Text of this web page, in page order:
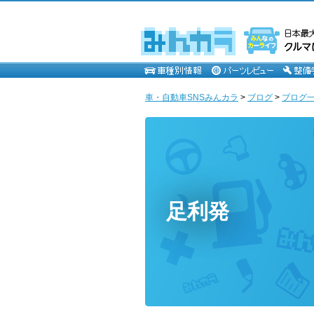
車・自動車SNSみんカラ > ブログ > ブログ
足利発